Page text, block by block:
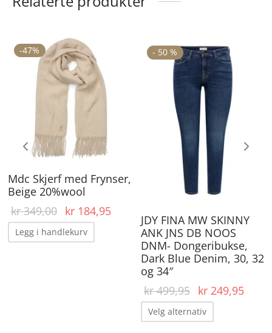
-47%
Mdc Skjerf med Frynser,
Beige 20%wool
kr349,00
Opprinnelig
pris var:
kr 349,00.
kr184,95
pris er:
kr 184,95.
Legg i handlekurv
- 50 %
JDY FINA MW SKINNY
ANK JNS DB NOOS
DNM- Dongeribukse,
Dark Blue Denim, 30, 32
og 34″
kr499,95
Opprinnelig
pris var:
kr 499,95.
kr249,95
Velg alternativ
Dette
produktet